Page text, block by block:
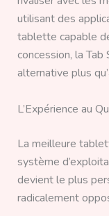
utilisant des
tablette capable
concession, la Tab
alternative plus
L’Expérience au
La meilleure
système
devient le plus
radicalement